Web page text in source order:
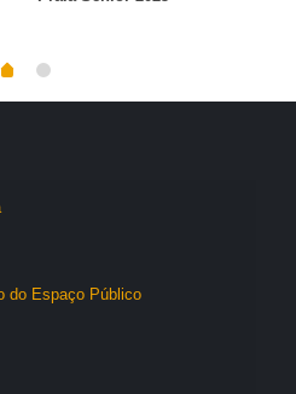
do Espaço Público